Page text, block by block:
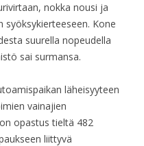
nokka nousi ja
syöksykierteeseen. Kone
suurella nopeudella
sai surmansa.
läheisyyteen
vainajien
opastus tieltä 482
liittyvä